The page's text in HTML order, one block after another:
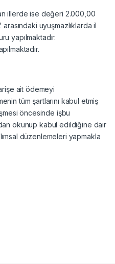
illerde ise değeri 2.000,00
uyuşmazlıklarda il
yapılmaktadır.
ait ödemeyi
tüm şartlarını kabul etmiş
öncesinde işbu
okunup kabul edildiğine dair
düzenlemeleri yapmakla